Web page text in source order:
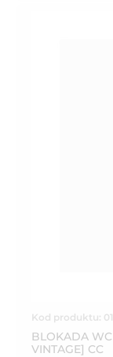
Kod produktu:
BLOKADA
VINTAGE] CC